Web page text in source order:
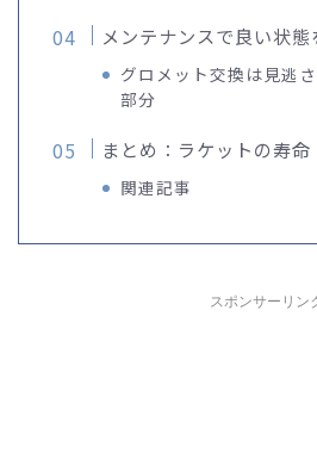
メンテナンスで良い状
グロメット交換は見逃
部分
まとめ：ラケットの寿命
関連記事
スポンサーリン